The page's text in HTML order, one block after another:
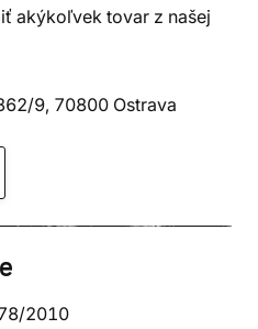
akýkoľvek tovar z našej
9, 70800 Ostrava
2010